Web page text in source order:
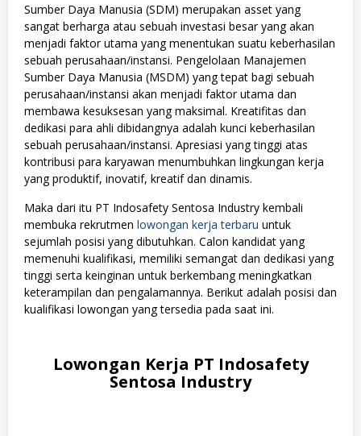
Sumber Daya Manusia (SDM) merupakan asset yang
sangat berharga atau sebuah investasi besar yang akan
menjadi faktor utama yang menentukan suatu keberhasilan
sebuah perusahaan/instansi. Pengelolaan Manajemen
Sumber Daya Manusia (MSDM) yang tepat bagi sebuah
perusahaan/instansi akan menjadi faktor utama dan
membawa kesuksesan yang maksimal. Kreatifitas dan
dedikasi para ahli dibidangnya adalah kunci keberhasilan
sebuah perusahaan/instansi. Apresiasi yang tinggi atas
kontribusi para karyawan menumbuhkan lingkungan kerja
yang produktif, inovatif, kreatif dan dinamis.
Maka dari itu PT Indosafety Sentosa Industry kembali
membuka rekrutmen lowongan kerja terbaru untuk
sejumlah posisi yang dibutuhkan. Calon kandidat yang
memenuhi kualifikasi, memiliki semangat dan dedikasi yang
tinggi serta keinginan untuk berkembang meningkatkan
keterampilan dan pengalamannya. Berikut adalah posisi dan
kualifikasi lowongan yang tersedia pada saat ini.
Lowongan Kerja PT Indosafety
Sentosa Industry